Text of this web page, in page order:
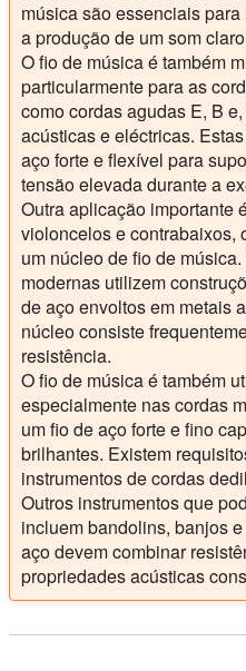
música são essenciais
a produção de um som
O fio de música é também
particularmente para as
como cordas agudas E, B
acústicas e eléctricas.
aço forte e flexível para
tensão elevada durante a
Outra aplicação importante
violoncelos e contrabaixos,
um núcleo de fio de
modernas utilizem
de aço envoltos em metais
núcleo consiste
resistência.
O fio de música é também
especialmente nas cordas
um fio de aço forte e fino
brilhantes. Existem
instrumentos de cordas
Outros instrumentos que
incluem bandolins, banjos
aço devem combinar
propriedades acústicas